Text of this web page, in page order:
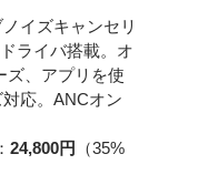
イズキャンセリ
ライバ搭載。オ
ズ、アプリを使
応。ANCオン
： 24,800円
（35%